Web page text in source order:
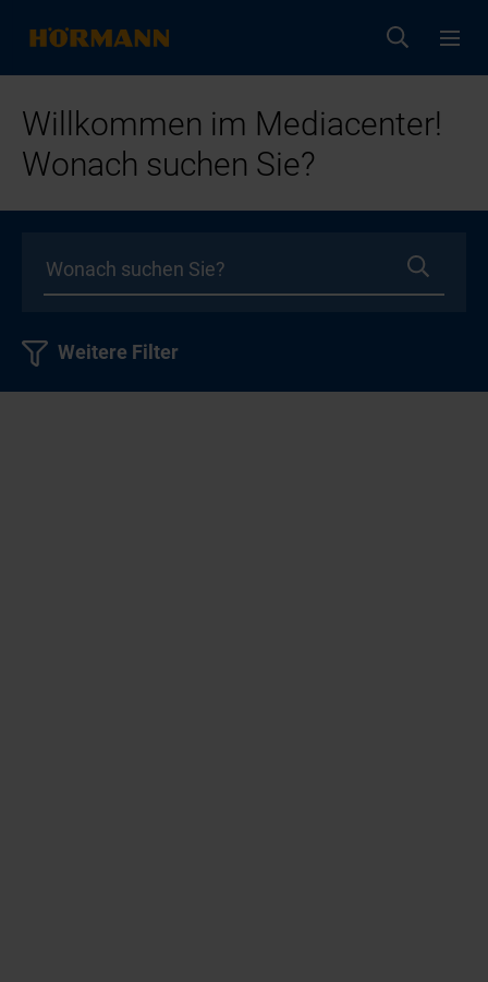
Willkommen im Mediacenter!
Wonach suchen Sie?
Weitere Filter